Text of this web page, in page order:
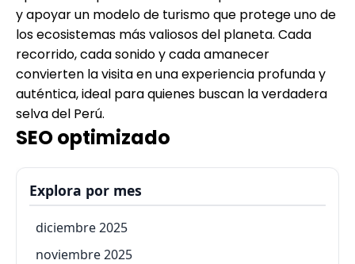
y apoyar un modelo de turismo que protege uno de
los ecosistemas más valiosos del planeta. Cada
recorrido, cada sonido y cada amanecer
convierten la visita en una experiencia profunda y
auténtica, ideal para quienes buscan la verdadera
selva del Perú.
SEO optimizado
Explora por mes
diciembre 2025
noviembre 2025